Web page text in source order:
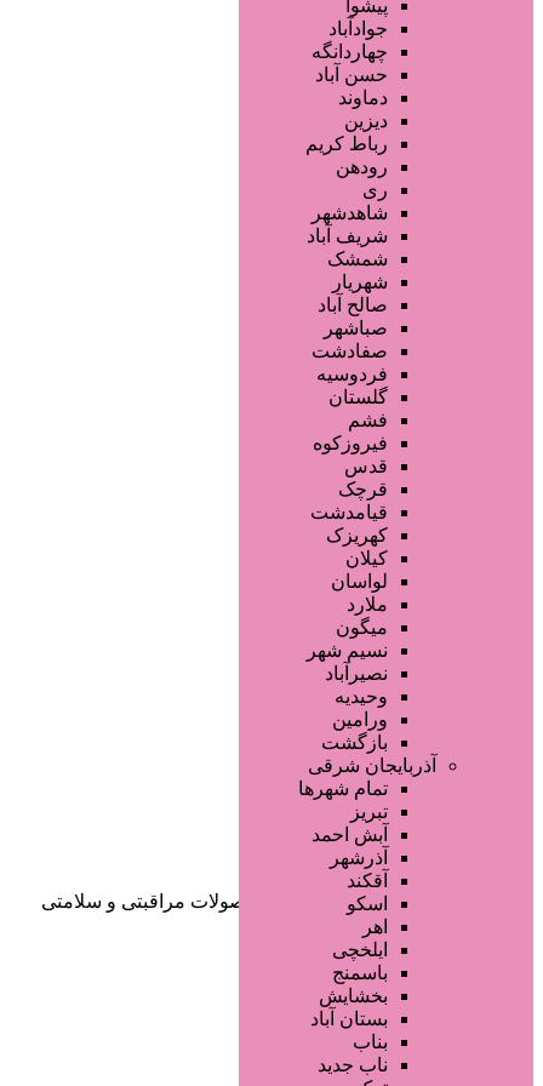
فروشگاه ها
محصولات آرایشی
تجهیزات سالن زیبایی
محصولات پوست
محصولات مو
سایر خدمات
پیشوا
جوادآباد
چهاردانگه
حسن آباد
دماوند
دیزین
رباط کریم
رودهن
ری
شاهدشهر
شریف آباد
شمشک
شهریار
صالح آباد
صباشهر
صفادشت
فردوسیه
گلستان
فشم
فیروزکوه
قدس
قرچک
قیامدشت
کهریزک
کیلان
لواسان
ملارد
میگون
نسیم شهر
نصیرآباد
وحیدیه
ورامین
بازگشت
آذربایجان شرقی
تمام شهر‌ها
تبریز
آبش احمد
آذرشهر
آقکند
اسکو
اهر
ایلخچی
باسمنج
بخشایش
بستان آباد
بناب
ناب جدید
صفحه اصلی
آگهی انبوه
طراحی سایت
صفحه اختصاصی
لیست سایتهای تبلیغاتی
دسته‌بندی‌ها
/ محصولات برچسب خورده “محصولات مراقبتی و سلامتی